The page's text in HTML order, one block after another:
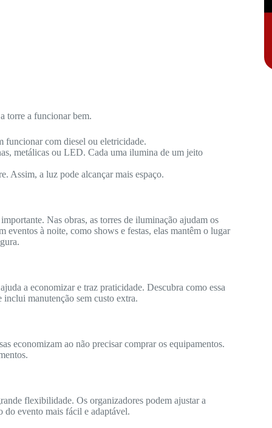
torre a funcionar bem.
funcionar com diesel ou eletricidade.
metálicas ou LED. Cada uma ilumina de um jeito
Assim, a luz pode alcançar mais espaço.
Nas obras, as torres de iluminação ajudam os
eventos à noite, como shows e festas, elas mantêm o lugar
a economizar e traz praticidade. Descubra como essa
manutenção sem custo extra.
economizam ao não precisar comprar os equipamentos.
flexibilidade. Os organizadores podem ajustar a
do evento mais fácil e adaptável.